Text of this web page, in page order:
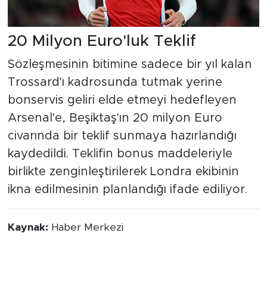
20 Milyon Euro'luk Teklif
Sözleşmesinin bitimine sadece bir yıl kalan
Trossard'ı kadrosunda tutmak yerine
bonservis geliri elde etmeyi hedefleyen
Arsenal'e, Beşiktaş'ın 20 milyon Euro
civarında bir teklif sunmaya hazırlandığı
kaydedildi. Teklifin bonus maddeleriyle
birlikte zenginleştirilerek Londra ekibinin
ikna edilmesinin planlandığı ifade ediliyor.
Kaynak: Haber Merkezi